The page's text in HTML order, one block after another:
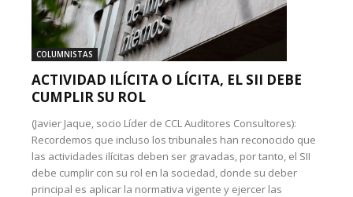
COLUMNISTAS
ACTIVIDAD ILÍCITA O LÍCITA, EL SII DEBE
CUMPLIR SU ROL
(Javier Jaque, socio Líder de CCL Auditores Consultores):
Recordemos que incluso los tribunales han reconocido que
las actividades ilícitas deben ser gravadas, por tanto, el SII
debe cumplir con su rol en la sociedad, donde su deber
principal es aplicar la normativa vigente y ejercer las